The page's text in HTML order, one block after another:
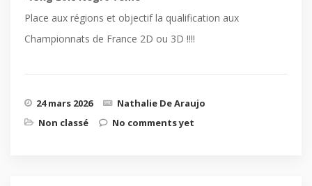
Place aux régions et objectif la qualification aux
Championnats de France 2D ou 3D !!!!
24 mars 2026
Nathalie De Araujo
Non classé
No comments yet